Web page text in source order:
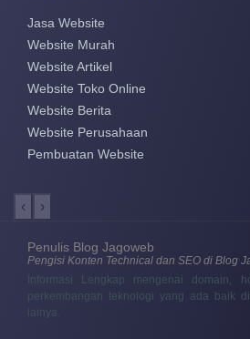
Jasa Website
Website Murah
Website Artikel
Website Toko Online
Website Berita
Website Perusahaan
Pembuatan Website
‹ ›
Penulis Blog Jagoweb
Pengisi Konten Technical dan SEO di Blog
Informasi Lengkap mengenai domain,
perkembangan teknologi yang ada baik
lainya.